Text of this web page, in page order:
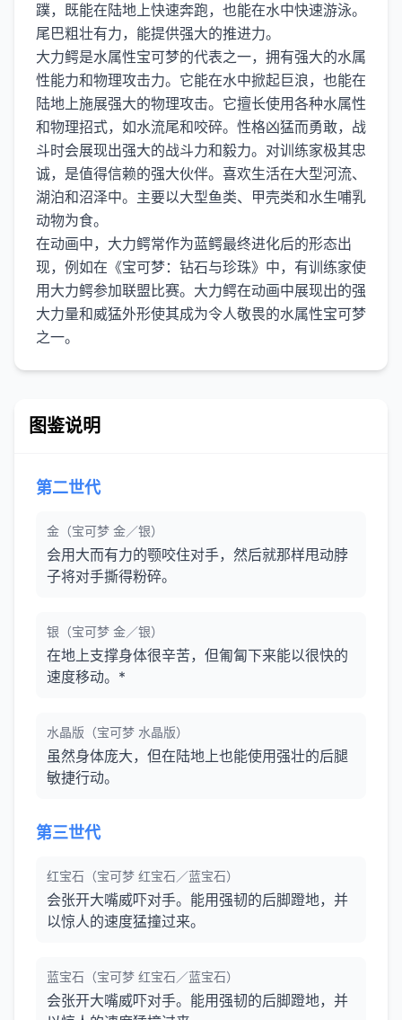
蹼，既能在陆地上快速奔跑，也能在水中快速游泳。
尾巴粗壮有力，能提供强大的推进力。
大力鳄是水属性宝可梦的代表之一，拥有强大的水属
性能力和物理攻击力。它能在水中掀起巨浪，也能在
陆地上施展强大的物理攻击。它擅长使用各种水属性
和物理招式，如水流尾和咬碎。性格凶猛而勇敢，战
斗时会展现出强大的战斗力和毅力。对训练家极其忠
诚，是值得信赖的强大伙伴。喜欢生活在大型河流、
湖泊和沼泽中。主要以大型鱼类、甲壳类和水生哺乳
动物为食。
在动画中，大力鳄常作为蓝鳄最终进化后的形态出
现，例如在《宝可梦：钻石与珍珠》中，有训练家使
用大力鳄参加联盟比赛。大力鳄在动画中展现出的强
大力量和威猛外形使其成为令人敬畏的水属性宝可梦
图鉴说明
第二世代
金（宝可梦 金／银）
会用大而有力的颚咬住对手，然后就那样甩动脖
子将对手撕得粉碎。
银（宝可梦 金／银）
在地上支撑身体很辛苦，但匍匐下来能以很快的
速度移动。*
水晶版（宝可梦 水晶版）
虽然身体庞大，但在陆地上也能使用强壮的后腿
敏捷行动。
第三世代
红宝石（宝可梦 红宝石／蓝宝石）
会张开大嘴威吓对手。能用强韧的后脚蹬地，并
以惊人的速度猛撞过来。
蓝宝石（宝可梦 红宝石／蓝宝石）
会张开大嘴威吓对手。能用强韧的后脚蹬地，并